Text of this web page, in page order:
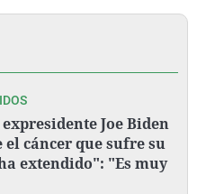
Joe Biden
el cáncer que sufre su
extendido": "Es muy